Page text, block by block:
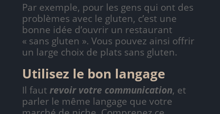
Par exemple, pour les gens qui ont des
problèmes avec le gluten, c’est une
bonne idée d’ouvrir un restaurant
« sans gluten ». Vous pouvez ainsi offrir
un large choix de plats sans gluten.
Utilisez le bon langage
Il faut revoir votre communication, et
parler le même langage que votre